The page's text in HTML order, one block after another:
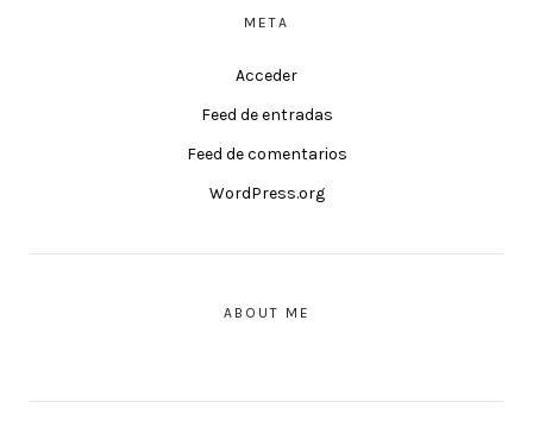
META
Acceder
Feed de entradas
Feed de comentarios
WordPress.org
ABOUT ME